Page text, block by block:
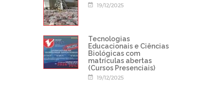
19/12/2025
Tecnologias
Educacionais e Ciências
Biológicas com
matrículas abertas
(Cursos Presenciais)
19/12/2025